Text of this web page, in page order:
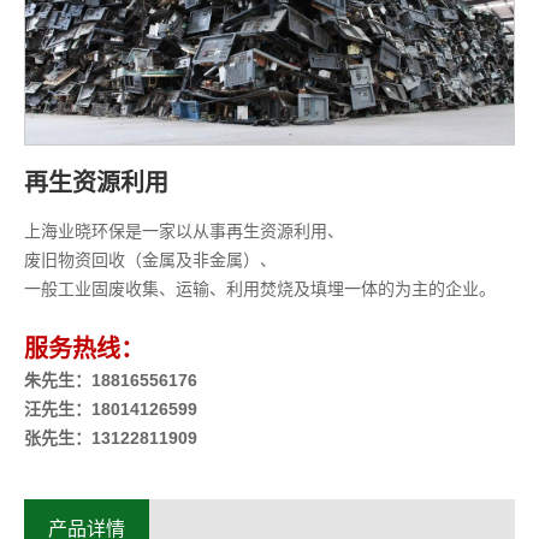
再生资源利用
上海业晓环保是一家以从事再生资源利用、
废旧物资回收（金属及非金属）、
一般工业固废收集、运输、利用焚烧及填埋一体的为主的企业。
服务热线：
朱先生：18816556176
汪先生：18014126599
张先生：13122811909
产品详情